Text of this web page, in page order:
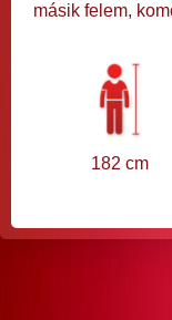
másik felem,
182 cm